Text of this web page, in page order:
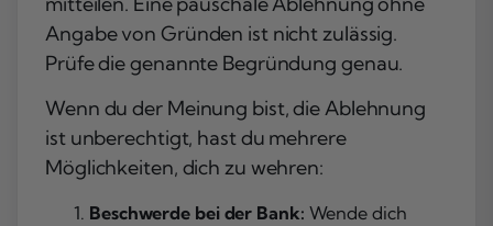
Angabe von Gründen ist nicht zulässig.
Prüfe die genannte Begründung genau.
Wenn du der Meinung bist, die Ablehnung
ist unberechtigt, hast du mehrere
Möglichkeiten, dich zu wehren:
Beschwerde bei der Bank: Wende dich